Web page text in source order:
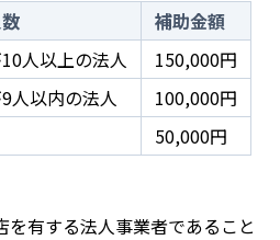
補助金額
人以上の法人
150,000円
人以内の法人
100,000円
50,000円
有する法人事業者であること